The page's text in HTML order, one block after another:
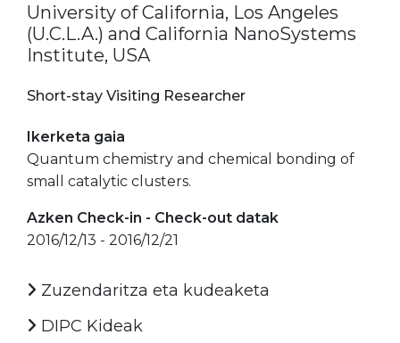
University of California, Los Angeles
(U.C.L.A.) and California NanoSystems
Institute, USA
Short-stay Visiting Researcher
Ikerketa gaia
Quantum chemistry and chemical bonding of
small catalytic clusters.
Azken Check-in - Check-out datak
2016/12/13 - 2016/12/21
Zuzendaritza eta kudeaketa
DIPC Kideak